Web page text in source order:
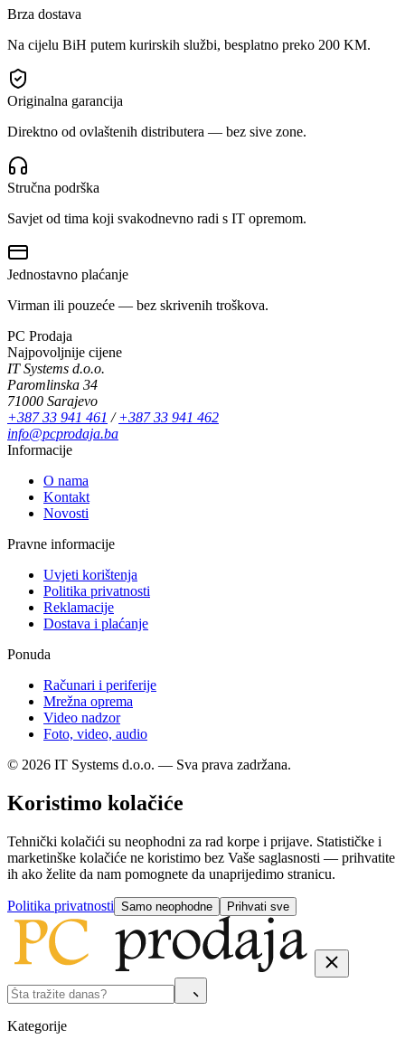
Brza dostava
Na cijelu BiH putem kurirskih službi, besplatno preko 200 KM.
Originalna garancija
Direktno od ovlaštenih distributera — bez sive zone.
Stručna podrška
Savjet od tima koji svakodnevno radi s IT opremom.
Jednostavno plaćanje
Virman ili pouzeće — bez skrivenih troškova.
PC Prodaja
Najpovoljnije cijene
IT Systems d.o.o.
Paromlinska 34
71000 Sarajevo
+387 33 941 461 /+387 33 941 462
info@pcprodaja.ba
Informacije
O nama
Kontakt
Novosti
Pravne informacije
Uvjeti korištenja
Politika privatnosti
Reklamacije
Dostava i plaćanje
Ponuda
Računari i periferije
Mrežna oprema
Video nadzor
Foto, video, audio
© 2026 IT Systems d.o.o. — Sva prava zadržana.
Koristimo kolačiće
Tehnički kolačići su neophodni za rad korpe i prijave. Statističke i
marketinške kolačiće ne koristimo bez Vaše saglasnosti — prihvatite
ih ako želite da nam pomognete da unaprijedimo stranicu.
Politika privatnosti Samo neophodne Prihvati sve
Kategorije